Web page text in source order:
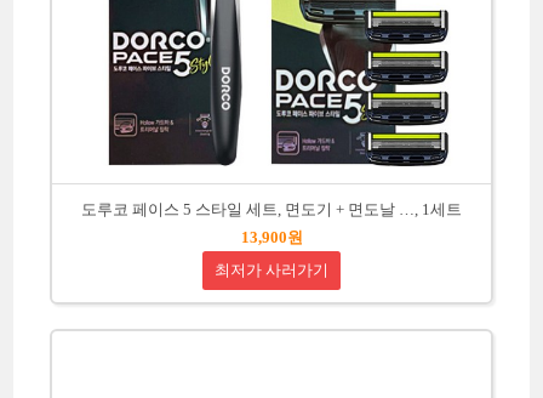
도루코 페이스 5 스타일 세트, 면도기 + 면도날 …, 1세트
13,900원
최저가 사러가기